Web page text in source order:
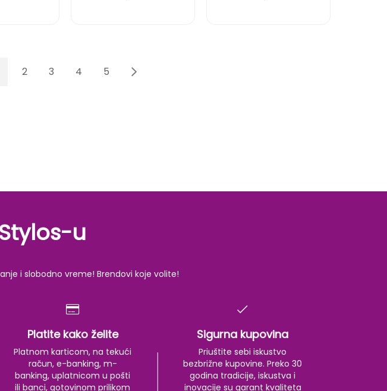
currently reading page
Page
2 Page
3 Page
4 Page
5 Page
Sledeće
u
i slobodno vreme! Brendovi koje volite!
Platite kako želite
Platnom karticom, na tekući
račun, e-banking, m-
banking, uplatnicom u pošti
ili banci, gotovinom prilikom
Sigurna kupovina
Priuštite sebi iskustvo
bezbrižne kupovine. Preko 30
godina tradicije, iskustva i
inovacije su garant kvaliteta